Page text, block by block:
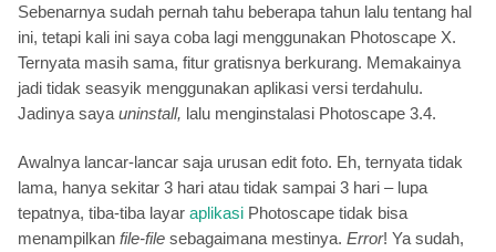
Sebenarnya sudah pernah tahu beberapa tahun lalu tentang hal
ini, tetapi kali ini saya coba lagi menggunakan Photoscape X.
Ternyata masih sama, fitur gratisnya berkurang. Memakainya
jadi tidak seasyik menggunakan aplikasi versi terdahulu.
Jadinya saya uninstall, lalu menginstalasi Photoscape 3.4.
Awalnya lancar-lancar saja urusan edit foto. Eh, ternyata tidak
lama, hanya sekitar 3 hari atau tidak sampai 3 hari – lupa
tepatnya, tiba-tiba layar aplikasi Photoscape tidak bisa
menampilkan file-file sebagaimana mestinya. Error! Ya sudah,